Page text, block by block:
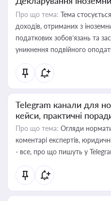
Про що тема: Тема
доходів, отриманих з
податкових зобов’язань та
уникнення подвійного
Telegram канали для
кейси, практичні
Про що тема: Огляди
коментарі експертів,
- все, про що пишуть у